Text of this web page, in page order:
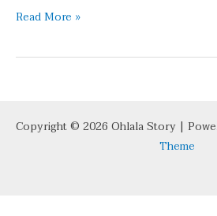
สวย
Read More »
Copyright © 2026 Ohlala Story |
Theme